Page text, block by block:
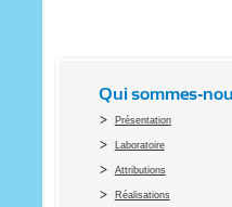
Qui sommes-
Présentation
Laboratoire
Attributions
Réalisations